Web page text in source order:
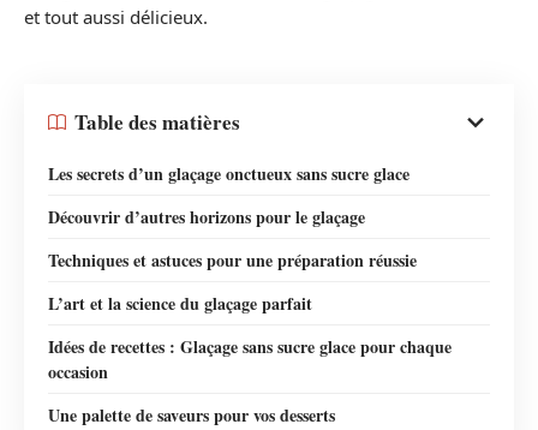
et tout aussi délicieux.
Table des matières
Les secrets d’un glaçage onctueux sans sucre glace
Découvrir d’autres horizons pour le glaçage
Techniques et astuces pour une préparation réussie
L’art et la science du glaçage parfait
Idées de recettes : Glaçage sans sucre glace pour chaque
occasion
Une palette de saveurs pour vos desserts